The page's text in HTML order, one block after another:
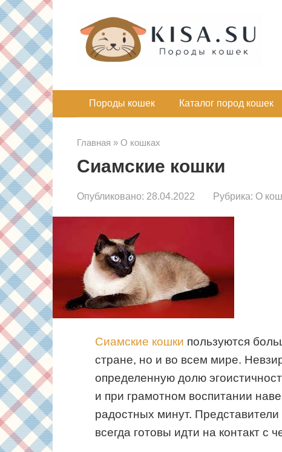
Перейти
к
контенту
Породы кошек Каталог пород кошек
Главная » О кошках
Сиамские кошки
Опубликовано: 28.04.2022 Рубрика: О
Сиамские кошки пользуются
стране, но и во всем мире.
определенную долю
и при грамотном воспитании
радостных минут.
всегда готовы идти на контакт с